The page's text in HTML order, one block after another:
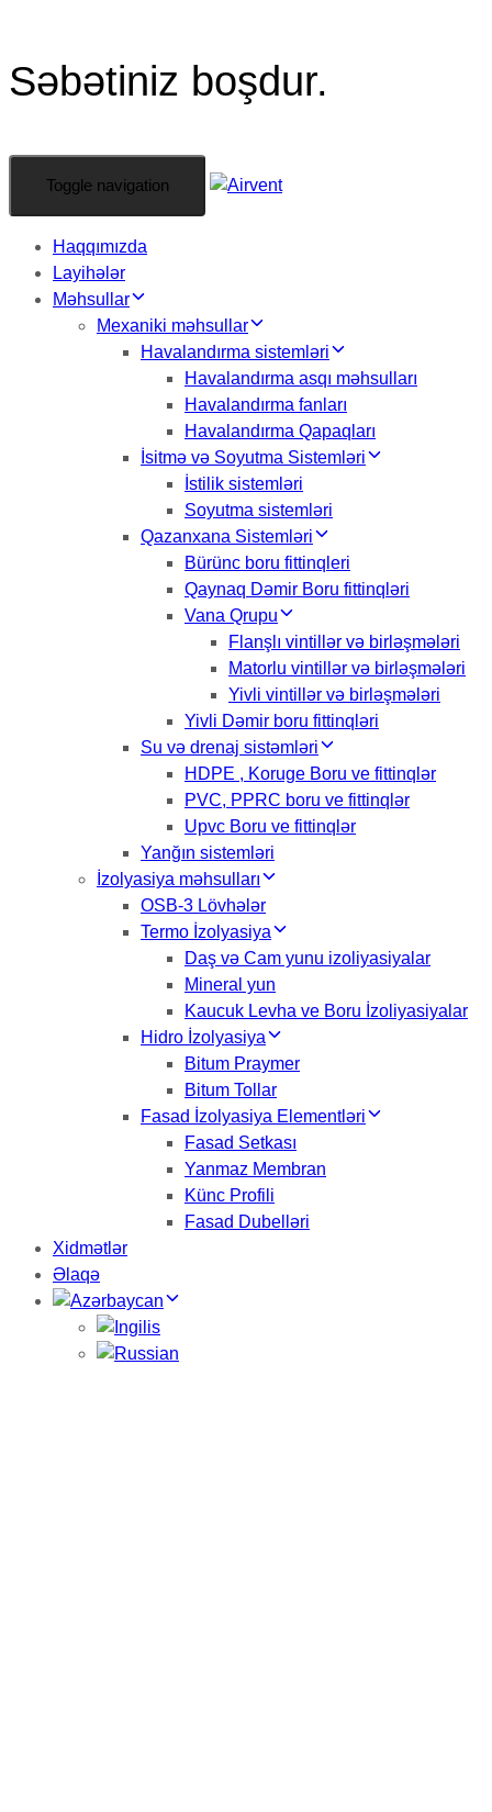
Səbətiniz boşdur.
Toggle navigation
Haqqımızda
Layihələr
Məhsullar
Mexaniki məhsullar
Havalandırma sistemləri
Havalandırma asqı məhsulları
Havalandırma fanları
Havalandırma Qapaqları
İsitmə və Soyutma Sistemləri
İstilik sistemləri
Soyutma sistemləri
Qazanxana Sistemləri
Bürünc boru fittinqleri
Qaynaq Dəmir Boru fittinqləri
Vana Qrupu
Flanşlı vintillər və birləşmələri
Matorlu vintillər və birləşmələri
Yivli vintillər və birləşmələri
Yivli Dəmir boru fittinqləri
Su və drenaj sistəmləri
HDPE , Koruge Boru ve fittinqlər
PVC, PPRC boru ve fittinqlər
Upvc Boru ve fittinqlər
Yanğın sistemləri
İzolyasiya məhsulları
OSB-3 Lövhələr
Termo İzolyasiya
Daş və Cam yunu izoliyasiyalar
Mineral yun
Kaucuk Levha ve Boru İzoliyasiyalar
Hidro İzolyasiya
Bitum Praymer
Bitum Tollar
Fasad İzolyasiya Elementləri
Fasad Setkası
Yanmaz Membran
Künc Profili
Fasad Dubelləri
Xidmətlər
Əlaqə